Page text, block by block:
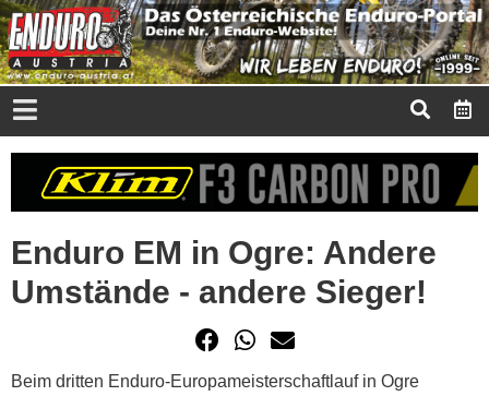
Enduro EM in Ogre: Andere
Umstände - andere Sieger!
Beim dritten Enduro-Europameisterschaftlauf in Ogre